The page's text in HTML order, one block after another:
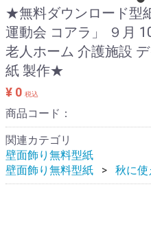
★無料ダウンロード型
運動会 コアラ」 ９月
老人ホーム 介護施設
紙 製作★
¥ 0 税込
商品コード：
関連カテゴリ
壁面飾り無料型紙
壁面飾り無料型紙
秋に使